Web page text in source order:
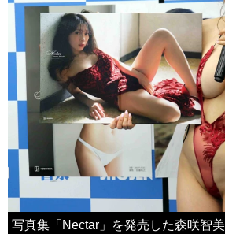
写真集「Nectar」を発売した森咲智美